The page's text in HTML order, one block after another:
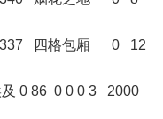
四格包厢 0 12
及 0 86 0 0 0 3 2000